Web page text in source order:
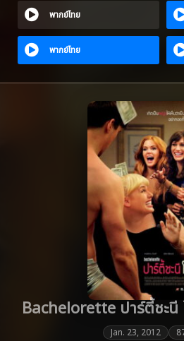
พากย์ไทย
พากย์ไทย
Bachelorette ปาร์ตี้ชะ
Jan. 23, 2012